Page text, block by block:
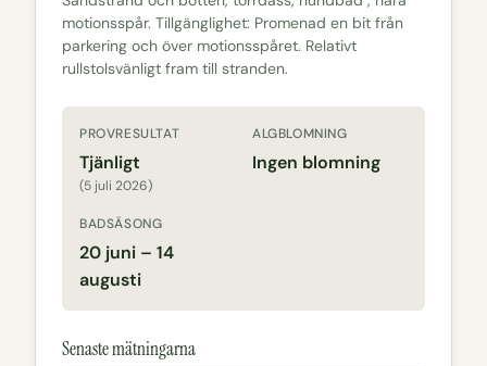
motionsspår. Tillgänglighet: Promenad en bit från
parkering och över motionsspåret. Relativt
rullstolsvänligt fram till stranden.
PROVRESULTAT
Tjänligt
(5 juli 2026)
ALGBLOMNING
Ingen blomning
BADSÄSONG
20 juni – 14
augusti
Senaste mätningarna